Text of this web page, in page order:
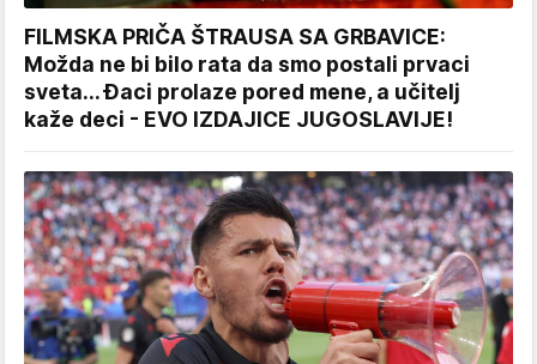
FILMSKA PRIČA ŠTRAUSA SA GRBAVICE:
Možda ne bi bilo rata da smo postali prvaci
sveta... Đaci prolaze pored mene, a učitelj
kaže deci - EVO IZDAJICE JUGOSLAVIJE!